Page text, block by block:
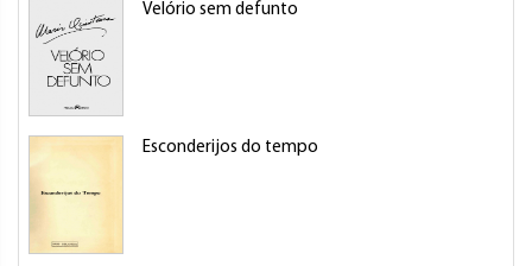
Velório sem defunto
Esconderijos do tempo